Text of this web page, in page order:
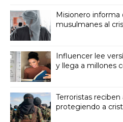
Misionero informa
musulmanes al
Influencer lee
y llega a millones
Terroristas
protegiendo a